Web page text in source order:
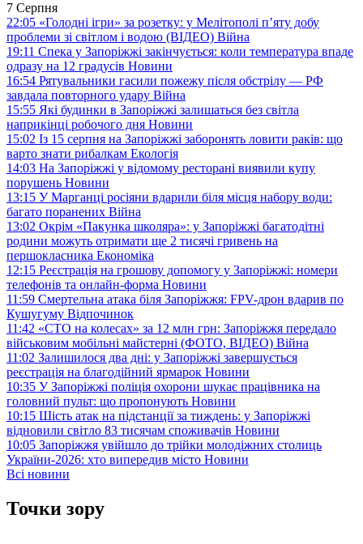
7 Серпня
22:05 «Голодні ігри» за розетку: у Мелітополі п’яту добу
проблеми зі світлом і водою (ВІДЕО) Війна
19:11 Спека у Запоріжжі закінчується: коли температура впаде
одразу на 12 градусів Новини
16:54 Рятувальники гасили пожежу після обстрілу — РФ
завдала повторного удару Війна
15:55 Які будинки в Запоріжжі залишаться без світла
наприкінці робочого дня Новини
15:02 Із 15 серпня на Запоріжжі заборонять ловити раків: що
варто знати рибалкам Екологія
14:03 На Запоріжжі у відомому ресторані виявили купу
порушень Новини
13:15 У Марганці росіяни вдарили біля місця набору води:
багато поранених Війна
13:02 Окрім «Пакунка школяра»: у Запоріжжі багатодітні
родини можуть отримати ще 2 тисячі гривень на
першокласника Економіка
12:15 Реєстрація на грошову допомогу у Запоріжжі: номери
телефонів та онлайн-форма Новини
11:59 Смертельна атака біля Запоріжжя: FPV-дрон вдарив по
Кушугуму Відпочинок
11:42 «СТО на колесах» за 12 млн грн: Запоріжжя передало
військовим мобільні майстерні (ФОТО, ВІДЕО) Війна
11:02 Залишилося два дні: у Запоріжжі завершується
реєстрація на благодійний ярмарок Новини
10:35 У Запоріжжі поліція охорони шукає працівника на
головний пульт: що пропонують Новини
10:15 Шість атак на підстанції за тиждень: у Запоріжжі
відновили світло 83 тисячам споживачів Новини
10:05 Запоріжжя увійшло до трійки молодіжних столиць
України-2026: хто випередив місто Новини
Всі новини
Точки зору